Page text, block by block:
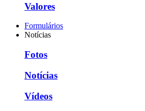
Valores
Formulários
Notícias
Fotos
Notícias
Vídeos